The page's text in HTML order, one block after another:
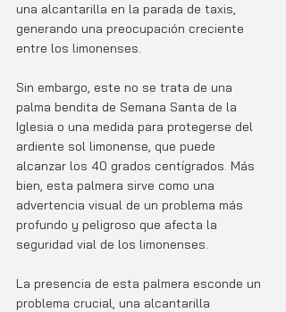
una alcantarilla en la parada de taxis,
generando una preocupación creciente
entre los limonenses.
Sin embargo, este no se trata de una
palma bendita de Semana Santa de la
Iglesia o una medida para protegerse del
ardiente sol limonense, que puede
alcanzar los 40 grados centígrados. Más
bien, esta palmera sirve como una
advertencia visual de un problema más
profundo y peligroso que afecta la
seguridad vial de los limonenses.
La presencia de esta palmera esconde un
problema crucial, una alcantarilla